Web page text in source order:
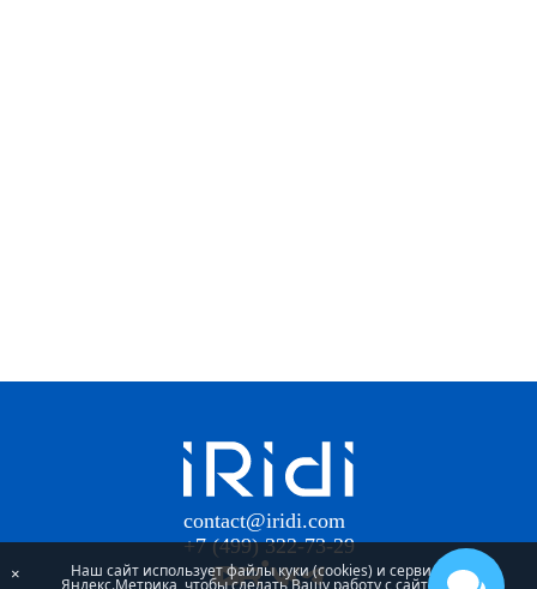
contact@iridi.com
+7 (499) 322-73-29
× Наш сайт использует файлы куки (cookies) и сервис
Яндекс.Метрика, чтобы сделать Вашу работу с сайтом